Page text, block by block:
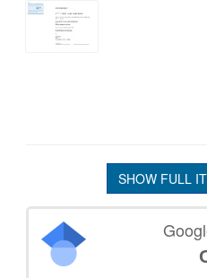
SHOW FULL